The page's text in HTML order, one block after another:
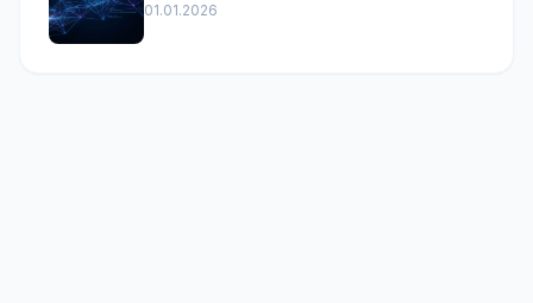
01.01.2026